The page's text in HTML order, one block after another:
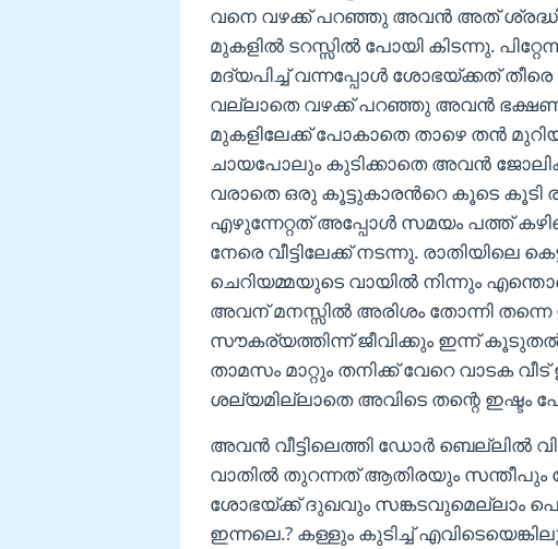
വനെ വഴക്ക് പറഞ്ഞു അവൻ അത്
മുകളിൽ ടറസ്സിൽ പോയി കിടന്നു.
മദ്യപിച്ച് വന്നപ്പോൾ ശോഭയ്ക്കത്
വല്ലാതെ വഴക്ക് പറഞ്ഞു അവൻ
മുകളിലേക്ക് പോകാതെ താഴെ തൻ
ചായപോലും കുടിക്കാതെ അവൻ
വരാതെ ഒരു കൂട്ടുകാരൻറെ കൂടെ
എഴുന്നേറ്റത് അപ്പോൾ സമയം പത്ത്
നേരെ വീട്ടിലേക്ക് നടന്നു. രാതിയിലെ
ചെറിയമ്മയുടെ വായിൽ നിന്നും
അവന് മനസ്സിൽ അരിശം തോന്നി
സൗകര്യത്തിന്ന് ജീവിക്കും ഇന്ന്
താമസം മാറ്റും തനിക്ക് വേറെ വാടക
ശല്യമില്ലാതെ അവിടെ തന്റെ ഇഷ്ടം
അവൻ വീട്ടിലെത്തി ഡോർ ബെല്ലിൽ
വാതിൽ തുറന്നത് ആതിരയും
ശോഭയ്ക്ക് ദുഖവും സങ്കടവുമെല്ലാം
ഇന്നലെ.? കള്ളും കുടിച്ച്